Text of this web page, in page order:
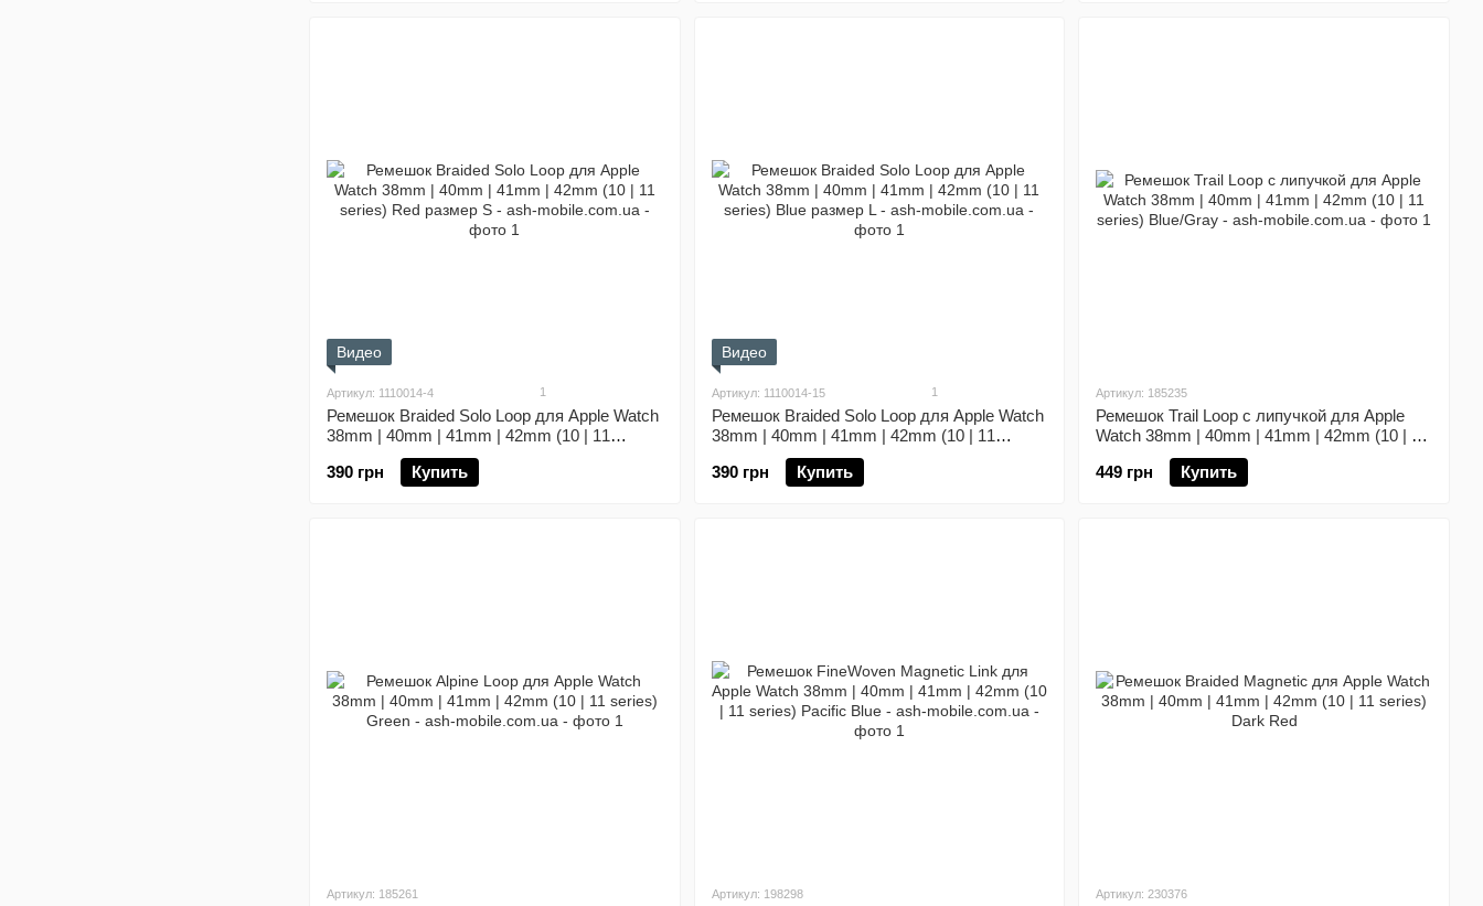
Видео
Артикул: 1110014-4 1
Ремешок Braided Solo Loop для Apple Watch
38mm | 40mm | 41mm | 42mm (10 | 11
series) Red размер S
390 грн
Купить
Видео
Артикул: 1110014-15 1
Ремешок Braided Solo Loop для Apple Watch
38mm | 40mm | 41mm | 42mm (10 | 11
series) Blue размер L
390 грн
Купить
Артикул: 185235
Ремешок Trail Loop с липучкой для Apple
Watch 38mm | 40mm | 41mm | 42mm (10 | 11
series) Blue/Gray
449 грн
Купить
Артикул: 185261 Артикул: 198298 Артикул: 230376